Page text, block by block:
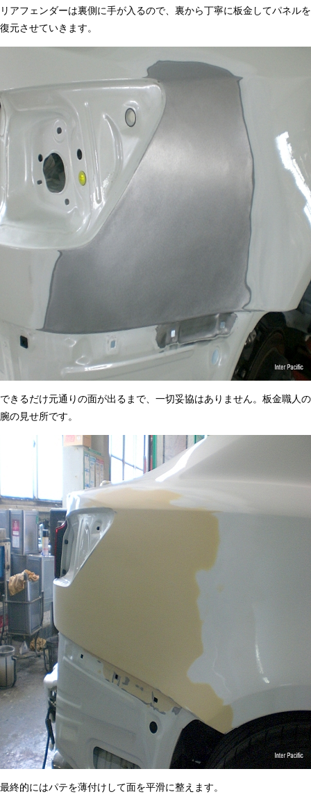
リアフェンダーは裏側に手が入るので、裏から丁寧に板金してパネルを
復元させていきます。
できるだけ元通りの面が出るまで、一切妥協はありません。板金職人の
腕の見せ所です。
最終的にはパテを薄付けして面を平滑に整えます。